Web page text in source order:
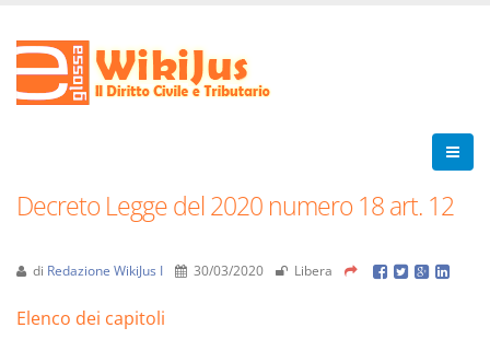
Decreto Legge del 2020 numero 18 art. 12
di Redazione WikiJus I 30/03/2020 Libera
Elenco dei capitoli